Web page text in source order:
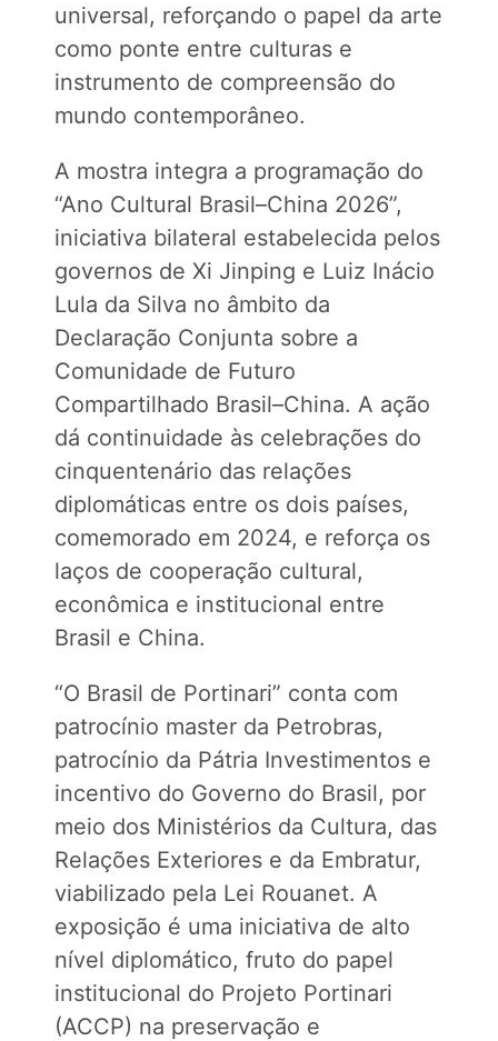
universal, reforçando o papel da arte
como ponte entre culturas e
instrumento de compreensão do
mundo contemporâneo.
A mostra integra a programação do
“Ano Cultural Brasil–China 2026”,
iniciativa bilateral estabelecida pelos
governos de Xi Jinping e Luiz Inácio
Lula da Silva no âmbito da
Declaração Conjunta sobre a
Comunidade de Futuro
Compartilhado Brasil–China. A ação
dá continuidade às celebrações do
cinquentenário das relações
diplomáticas entre os dois países,
comemorado em 2024, e reforça os
laços de cooperação cultural,
econômica e institucional entre
Brasil e China.
“O Brasil de Portinari” conta com
patrocínio master da Petrobras,
patrocínio da Pátria Investimentos e
incentivo do Governo do Brasil, por
meio dos Ministérios da Cultura, das
Relações Exteriores e da Embratur,
viabilizado pela Lei Rouanet. A
exposição é uma iniciativa de alto
nível diplomático, fruto do papel
institucional do Projeto Portinari
(ACCP) na preservação e